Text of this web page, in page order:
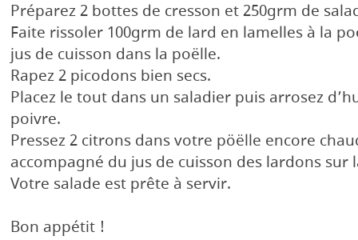
Préparez 2 bottes de cresson et 250grm de
Faite rissoler 100grm de lard en lamelles à la
jus de cuisson dans la poëlle.
Rapez 2 picodons bien secs.
Placez le tout dans un saladier puis arrosez
poivre.
Pressez 2 citrons dans votre pöëlle encore
accompagné du jus de cuisson des lardons sur
Votre salade est prête à servir.
Bon appétit !